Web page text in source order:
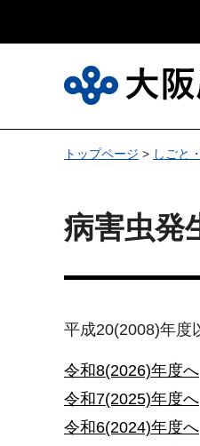
トップページ > しごと
病害虫発
平成20(2008)年度
令和8(2026)年度へ
令和7(2025)年度へ
令和6(2024)年度へ